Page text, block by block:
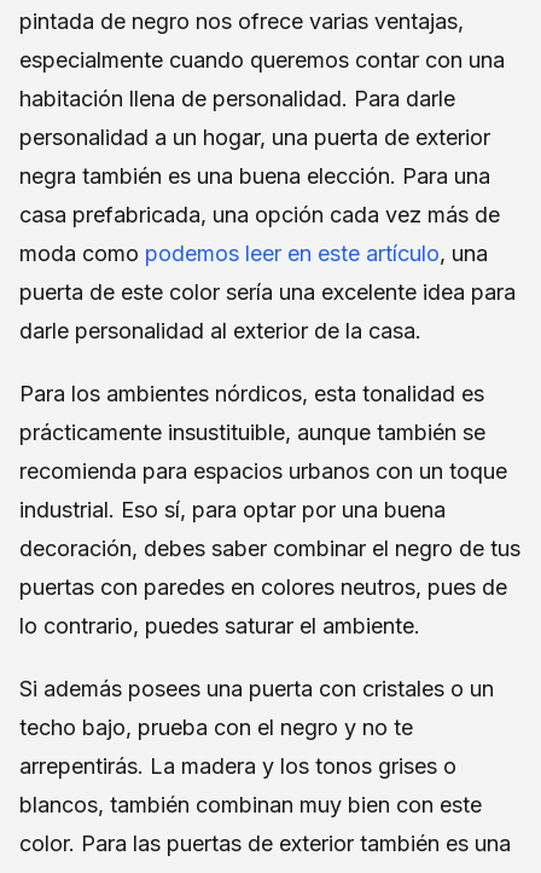
pintada de negro nos ofrece varias ventajas,
especialmente cuando queremos contar con una
habitación llena de personalidad. Para darle
personalidad a un hogar, una puerta de exterior
negra también es una buena elección. Para una
casa prefabricada, una opción cada vez más de
moda como podemos leer en este artículo, una
puerta de este color sería una excelente idea para
darle personalidad al exterior de la casa.
Para los ambientes nórdicos, esta tonalidad es
prácticamente insustituible, aunque también se
recomienda para espacios urbanos con un toque
industrial. Eso sí, para optar por una buena
decoración, debes saber combinar el negro de tus
puertas con paredes en colores neutros, pues de
lo contrario, puedes saturar el ambiente.
Si además posees una puerta con cristales o un
techo bajo, prueba con el negro y no te
arrepentirás. La madera y los tonos grises o
blancos, también combinan muy bien con este
color. Para las puertas de exterior también es una